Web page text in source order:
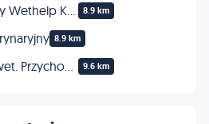
8.9 km
8.9 km
9.6 km